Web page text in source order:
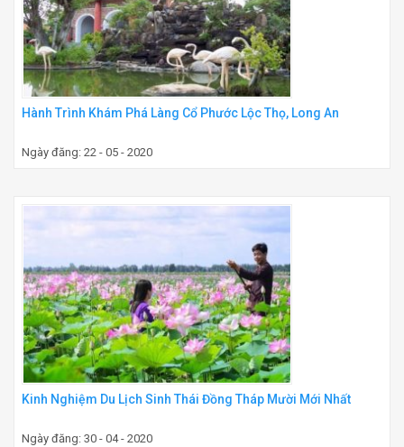
Hành Trình Khám Phá Làng Cổ Phước Lộc Thọ, Long An
Ngày đăng: 22 - 05 - 2020
Kinh Nghiệm Du Lịch Sinh Thái Đồng Tháp Mười Mới Nhất
Ngày đăng: 30 - 04 - 2020